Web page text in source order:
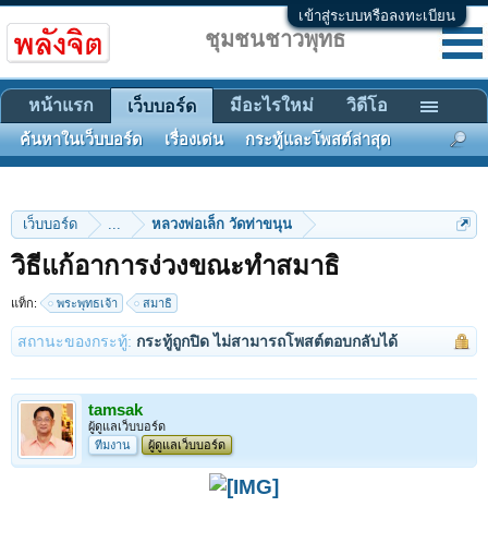
เข้าสู่ระบบหรือลงทะเบียน
เว็บบอร์ด ... หลวงพ่อเล็ก วัดท่าขนุน
วิธีแก้อาการง่วงขณะทำสมาธิ
แท็ก: พระพุทธเจ้า สมาธิ
สถานะของกระทู้: กระทู้ถูกปิด ไม่สามารถโพสต์ตอบกลับได้
tamsak
ผู้ดูแลเว็บบอร์ด
ทีมงาน
ผู้ดูแลเว็บบอร์ด
ชุมชนชาวพุทธ
หน้าแรก เว็บบอร์ด
ค้นหาในเว็บบอร์ด เรื่องเด่น กระทู้และโพสต์ล่าสุด
มีอะไรใหม่ วิดีโอ